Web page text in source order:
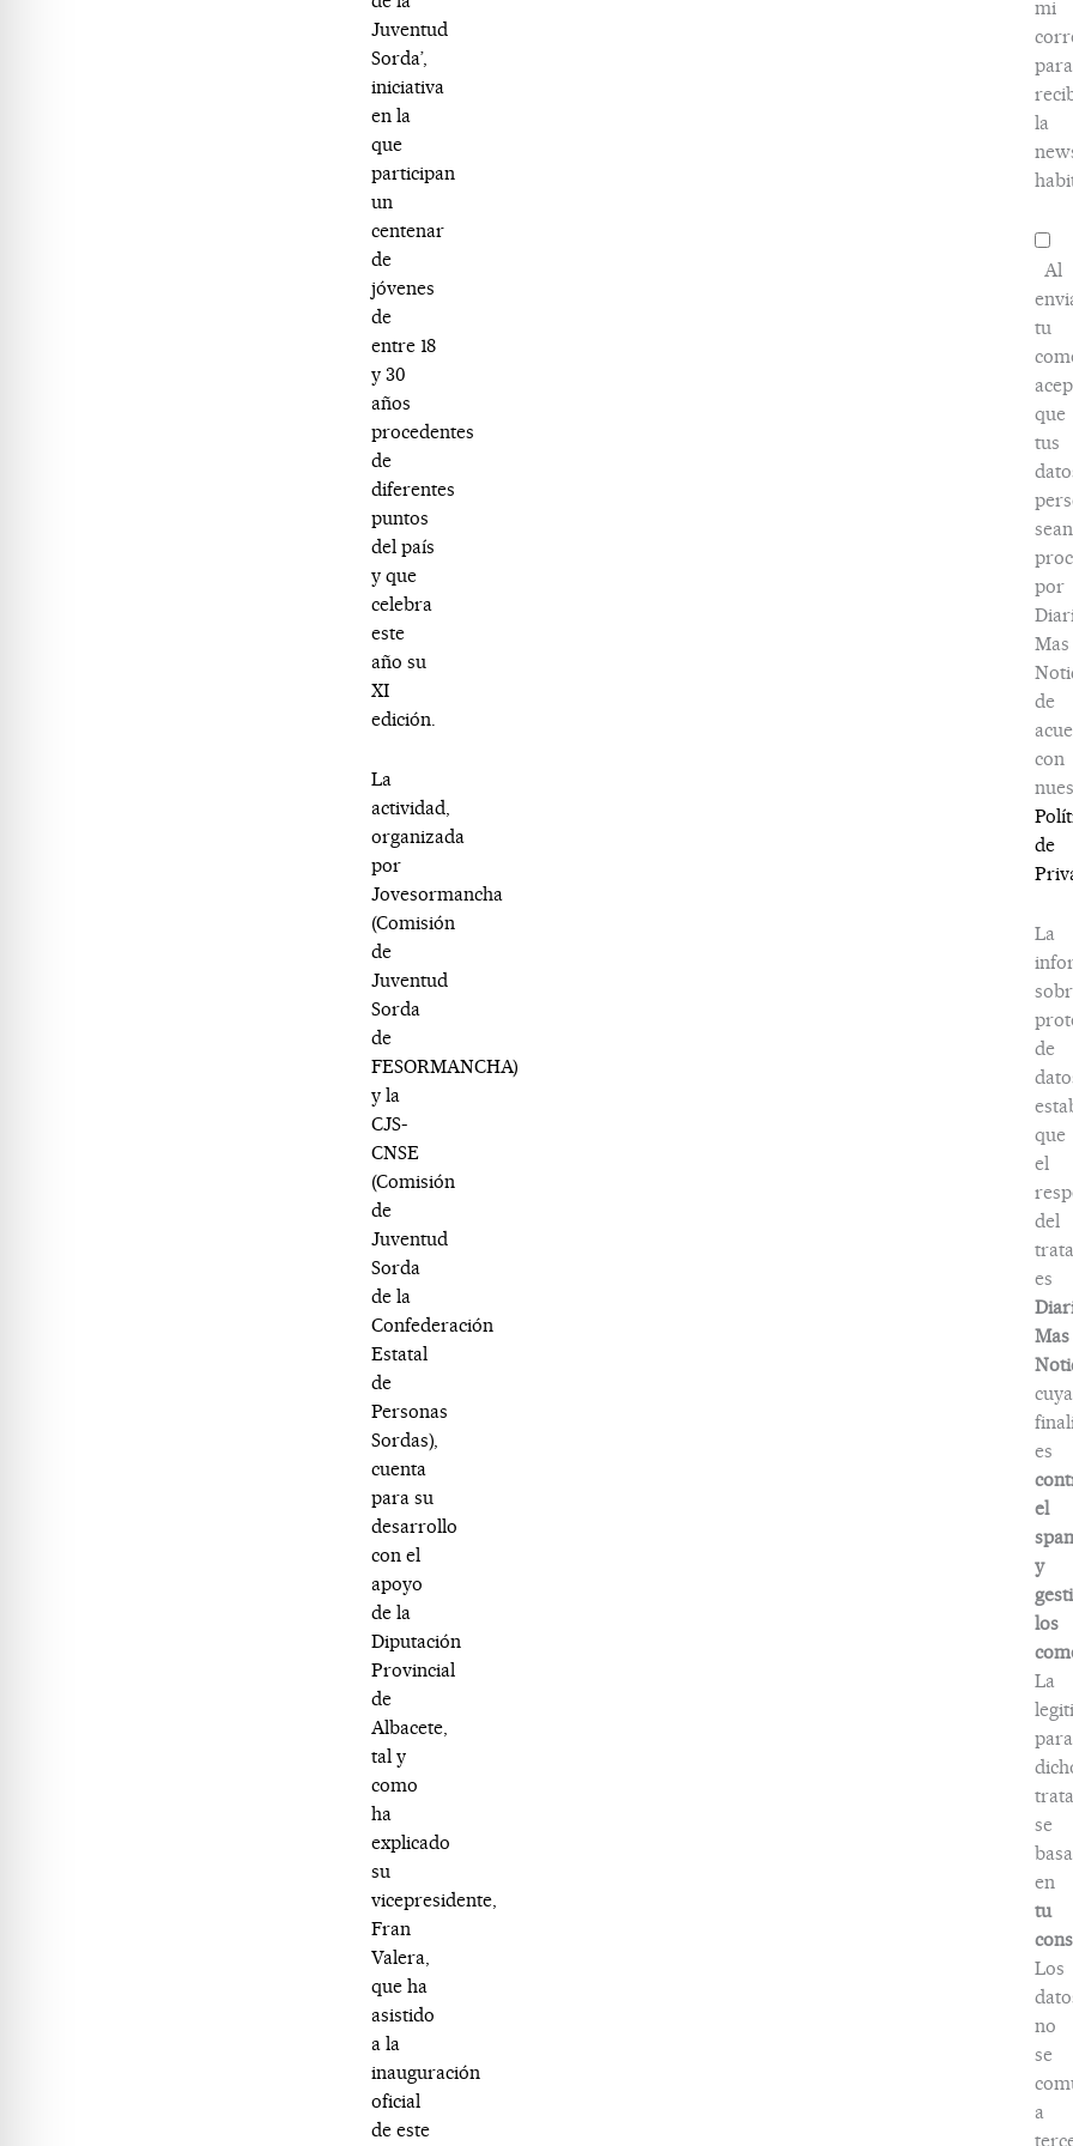
Juventud
Sorda’,
iniciativa
en la
que
participan
un
centenar
de
jóvenes
de
entre 18
y 30
años
procedentes
de
diferentes
puntos
del país
y que
celebra
este
año su
XI
edición.
La
actividad,
organizada
por
Jovesormancha
(Comisión
de
Juventud
Sorda
de
FESORMANCHA)
y la
CJS-
CNSE
(Comisión
de
Juventud
Sorda
de la
Confederación
Estatal
de
Personas
Sordas),
cuenta
para su
desarrollo
con el
apoyo
de la
Diputación
Provincial
de
Albacete,
tal y
como
ha
explicado
su
vicepresidente,
Fran
Valera,
que ha
asistido
a la
inauguración
oficial
de este
mi
para
la
Al
tu
que
tus
sean
por
Mas
de
con
de
La
de
que
el
del
es
Mas
cuya
es
el
y
los
La
para
se
basa
en
tu
Los
no
se
a